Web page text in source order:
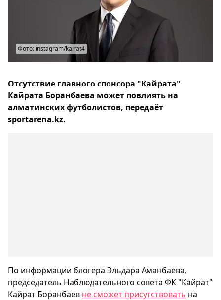
Фото: instagram/kairat4
Отсутствие главного спонсора "Кайрата"
Кайрата Боранбаева может повлиять на
алматинских футболистов, передаёт
sportarena.kz.
По информации блогера Эльдара Аманбаева,
председатель Наблюдательного совета ФК "Кайрат"
Кайрат Боранбаев не сможет присутствовать на